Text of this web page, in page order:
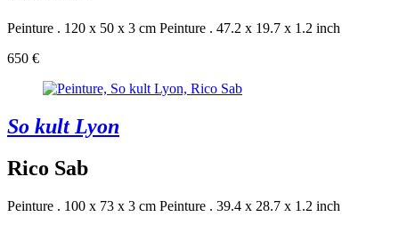
Peinture . 120 x 50 x 3 cm Peinture . 47.2 x 19.7 x 1.2 inch
650 €
So kult Lyon
Rico Sab
Peinture . 100 x 73 x 3 cm Peinture . 39.4 x 28.7 x 1.2 inch